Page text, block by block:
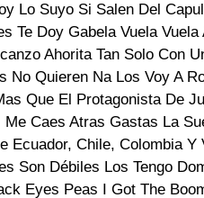
Lo Suyo Si Salen Del
Te Doy Gabela Vuela Vuela
Ahorita Tan Solo Con
No Quieren Na Los Voy A
Que El Protagonista De
Me Caes Atras Gastas La
Ecuador, Chile, Colombia Y
Son Débiles Los Tengo
Eyes Peas I Got The